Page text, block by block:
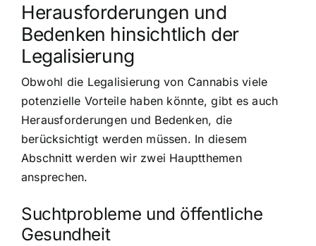
Herausforderungen und
Bedenken hinsichtlich der
Legalisierung
Obwohl die Legalisierung von Cannabis viele
potenzielle Vorteile haben könnte, gibt es auch
Herausforderungen und Bedenken, die
berücksichtigt werden müssen. In diesem
Abschnitt werden wir zwei Hauptthemen
ansprechen.
Suchtprobleme und öffentliche
Gesundheit